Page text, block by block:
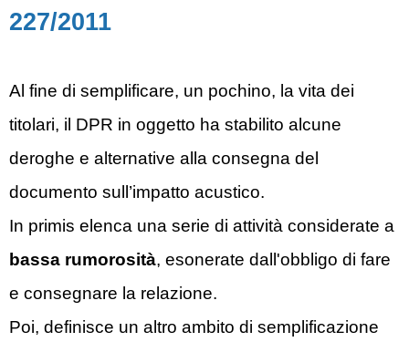
227/2011
Al fine di semplificare, un pochino, la vita dei
titolari, il DPR in oggetto ha stabilito alcune
deroghe e alternative alla consegna del
documento sull’impatto acustico.
In primis elenca una serie di attività considerate a
bassa rumorosità, esonerate dall'obbligo di fare
e consegnare la relazione.
Poi, definisce un altro ambito di semplificazione